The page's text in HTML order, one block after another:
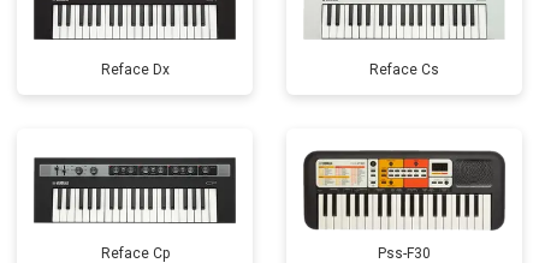
Reface Dx Reface Cs
Reface Cp Pss-F30